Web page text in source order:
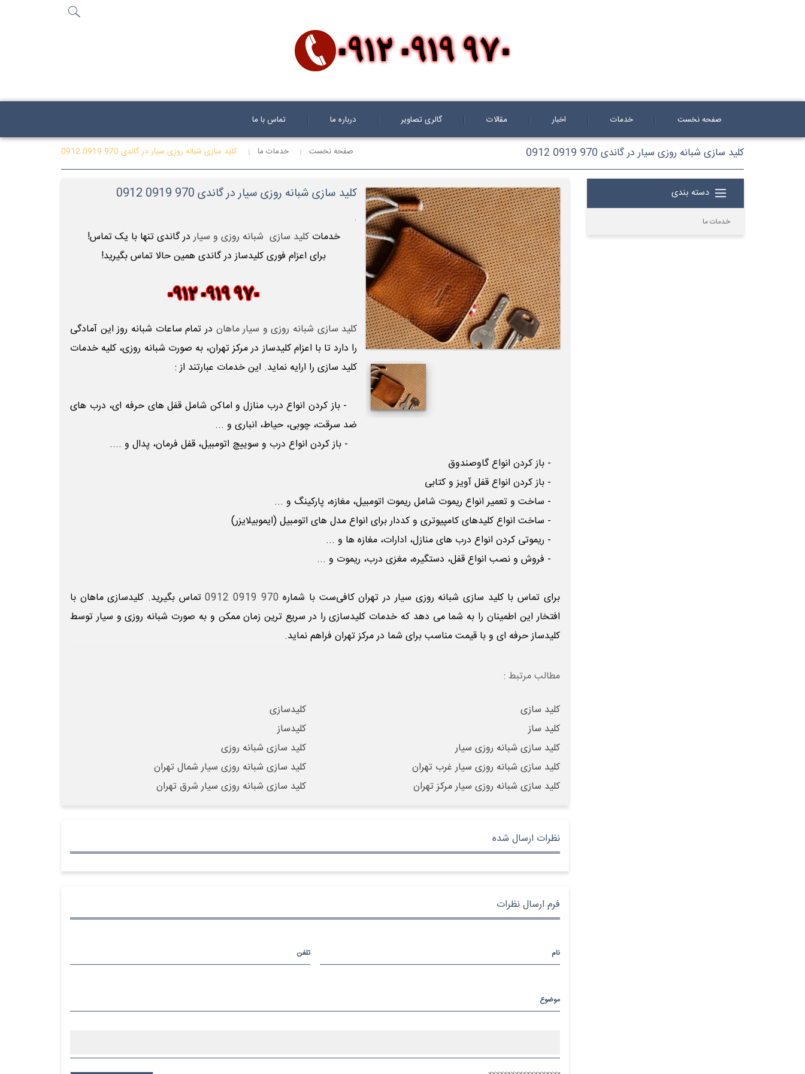
صفحه نخست خدمات اخبار مقالات گالری تصاویر درباره ما تماس با ما
کلید سازی شبانه روزی سیار در گاندی 970 0919 0912 صفحه نخست خدمات ما کلید سازی شبانه روزی سیار در گاندی 970 0919 0912
دسته بندی
خدمات ما
کلید سازی شبانه روزی سیار در گاندی 970 0919 0912
.
خدماتکلید سازی شبانه روزی و سیاردر گاندی تنها با یک تماس!
برای اعزام فوری کلیدساز در گاندی همین حالا تماس بگیرید!
کلید سازی شبانه روزی و سیار ماهان در تمام ساعات شبانه روز این آمادگی
را دارد تا با اعزام کلیدساز در مرکز تهران، به صورت شبانه روزی، کلیه خدمات
کلید سازی را ارایه نماید. این خدمات عبارتند از :
- باز کردن انواع درب منازل و اماکن شامل قفل های حرفه ای، درب های
ضد سرقت، چوبی، حیاط، انباری و ...
- باز کردن انواع درب و سوییچ اتومبیل، قفل فرمان، پدال و ....
- باز کردن انواع گاوصندوق
- باز کردن انواع قفل آویز و کتابی
- ساخت و تعمیر انواع ریموت شامل ریموت اتومبیل، مغازه، پارکینگ و ...
- ساخت انواع کلیدهای کامپیوتری و کددار برای انواع مدل های اتومبیل (ایموبیلایزر)
- ریموتی کردن انواع درب های منازل، ادارات، مغازه ها و ...
- فروش و نصب انواع قفل، دستگیره، مغزی درب، ریموت و ...
برای تماس باکلید سازی شبانه روزی سیاردر تهران کافی‌ست با شماره 970 0919 0912 تماس بگیرید. کلیدسازی ماهان با
افتخار این اطمینان را به شما می دهد که خدمات کلیدسازی را در سریع ترین زمان ممکن و به صورت شبانه روزی و سیار توسط
کلیدساز حرفه ای و با قیمت مناسب برای شما در مرکز تهران فراهم نماید.
مطالب مرتبط :
کلید سازی
کلیدسازی
کلید ساز
کلیدساز
کلید سازی شبانه روزی سیار
کلید سازی شبانه روزی
کلید سازی شبانه روزی سیار غرب تهران
کلید سازی شبانه روزی سیار شمال تهران
کلید سازی شبانه روزی سیار مرکز تهران
کلید سازی شبانه روزی سیار شرق تهران
نظرات ارسال شده
فرم ارسال نظرات
نام تلفن
موضوع